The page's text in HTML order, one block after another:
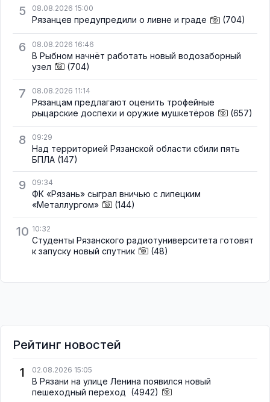
5 08.08.2026 15:00
Рязанцев предупредили о ливне и граде (704)
6 08.08.2026 16:46
В Рыбном начнёт работать новый водозаборный
узел
(704)
7 08.08.2026 11:14
Рязанцам предлагают оценить трофейные
рыцарские доспехи и оружие мушкетёров
(657)
8 09:29
Над территорией Рязанской области сбили пять
БПЛА (147)
9 09:34
ФК «Рязань» сыграл вничью с липецким
«Металлургом»
(144)
10 10:32
Студенты Рязанского радиотуниверситета готовят
к запуску новый спутник
(48)
Рейтинг новостей
1
02.08.2026 15:05
В Рязани на улице Ленина появился новый
пешеходный переход (4942)